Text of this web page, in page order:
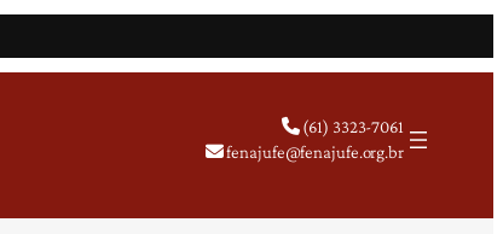
(61) 3323-7061
fenajufe@fenajufe.org.br